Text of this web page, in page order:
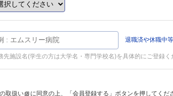
退職済や休職中
先施設名(学生の方は大学名・専門学校名)を具体的にご登録く
取扱い
に同意の上、「会員登録する」ボタンを押してくだ